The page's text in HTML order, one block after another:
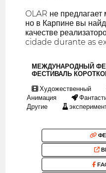
OLAR не
но в Карпине вы
качестве
cidade durante as
МЕЖДУНАРОДНЫЙ
ФЕСТИВАЛЬ
Художественный
Анимация
Другие